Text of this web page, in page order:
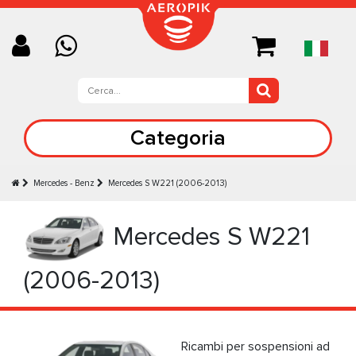
Categoria
Mercedes - Benz Mercedes S W221 (2006-2013)
Mercedes S W221
(2006-2013)
Ricambi per sospensioni ad